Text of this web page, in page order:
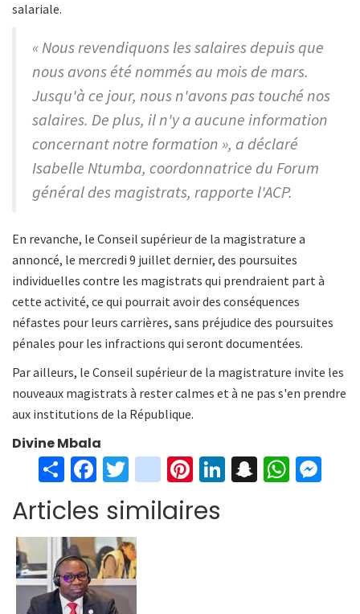
salariale.
« Nous revendiquons les salaires depuis que
nous avons été nommés au mois de mars.
Jusqu'à ce jour, nous n'avons pas touché nos
salaires. De plus, il n'y a aucune information
concernant notre formation », a déclaré
Isabelle Ntumba, coordonnatrice du Forum
général des magistrats, rapporte l'ACP.
En revanche, le Conseil supérieur de la magistrature a
annoncé, le mercredi 9 juillet dernier, des poursuites
individuelles contre les magistrats qui prendraient part à
cette activité, ce qui pourrait avoir des conséquences
néfastes pour leurs carrières, sans préjudice des poursuites
pénales pour les infractions qui seront documentées.
Par ailleurs, le Conseil supérieur de la magistrature invite les
nouveaux magistrats à rester calmes et à ne pas s'en prendre
aux institutions de la République.
Divine Mbala
S
h
ar
e
Fa
ce
b
o
o
k
T
wi
tt
er
in
st
ag
Pi
er
Li S W
Articles similaires